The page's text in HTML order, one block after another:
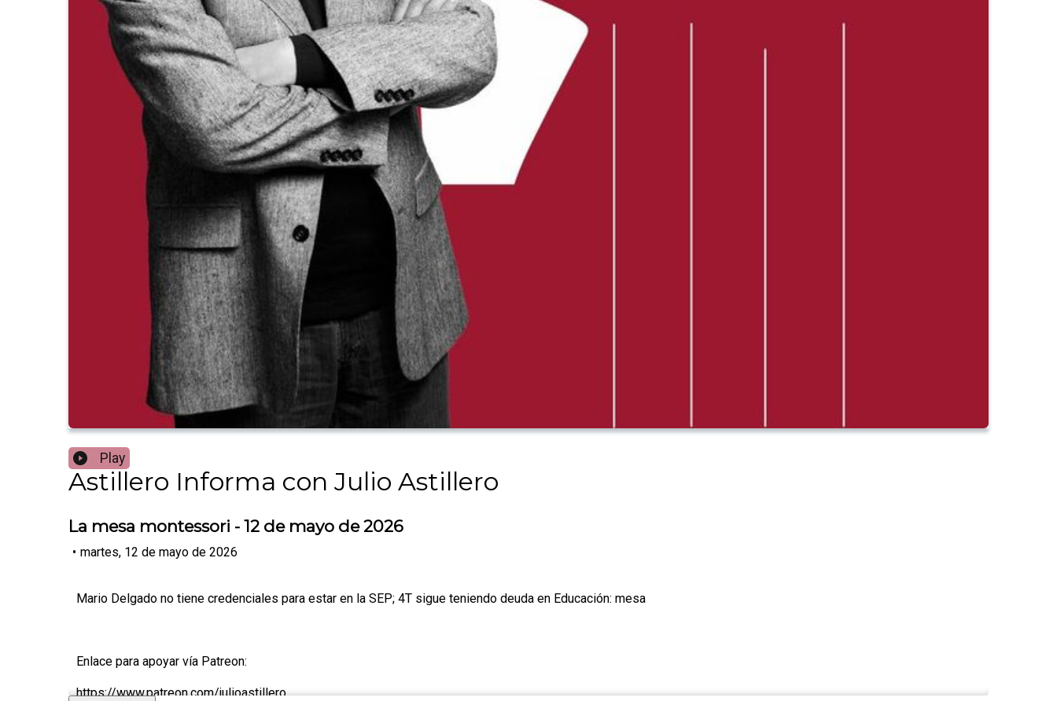
Play
Astillero Informa con Julio Astillero
La mesa montessori - 12 de mayo de 2026
• martes, 12 de mayo de 2026
Mario Delgado no tiene credenciales para estar en la SEP; 4T sigue teniendo deuda en Educación: mesa
Enlace para apoyar vía Patreon:
https://www.patreon.com/julioastillero